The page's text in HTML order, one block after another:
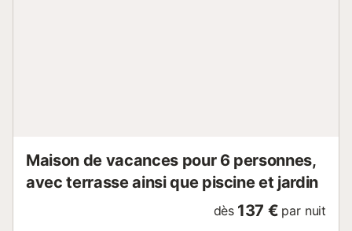
Maison de vacances pour 6 personnes,
avec terrasse ainsi que piscine et jardin
dès 137 € par nuit